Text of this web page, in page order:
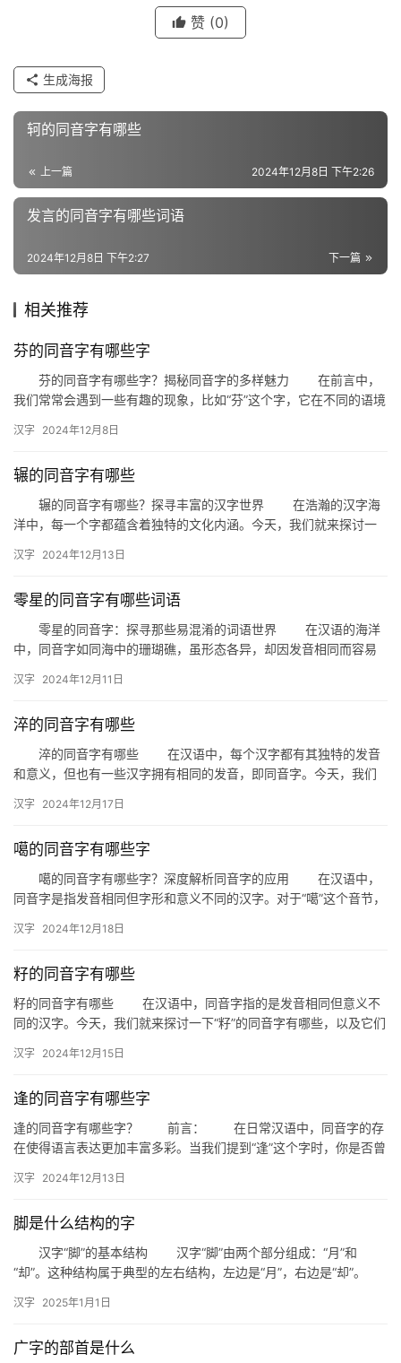
词
义
词
组
拼
赞 (0)
生成海报
轲的同音字有哪些
上一篇 2024年12月8日 下午2:26
发言的同音字有哪些词语
下一篇
2024年12月8日 下午2:27
相关推荐
芬的同音字有哪些字
芬的同音字有哪些字？揭秘同音字的多样魅力 在前言中，
我们常常会遇到一些有趣的现象，比如“芬”这个字，它在不同的语境
汉字 2024年12月8日
辗的同音字有哪些
辗的同音字有哪些？探寻丰富的汉字世界 在浩瀚的汉字海
洋中，每一个字都蕴含着独特的文化内涵。今天，我们就来探讨一
别…
汉字 2024年12月13日
零星的同音字有哪些词语
零星的同音字：探寻那些易混淆的词语世界 在汉语的海洋
中，同音字如同海中的珊瑚礁，虽形态各异，却因发音相同而容易
世…
汉字 2024年12月11日
淬的同音字有哪些
淬的同音字有哪些 在汉语中，每个汉字都有其独特的发音
和意义，但也有一些汉字拥有相同的发音，即同音字。今天，我们
用…
汉字 2024年12月17日
噶的同音字有哪些字
噶的同音字有哪些字？深度解析同音字的应用 在汉语中，
同音字是指发音相同但字形和意义不同的汉字。对于“噶”这个音节，
汉字 2024年12月18日
籽的同音字有哪些
籽的同音字有哪些 在汉语中，同音字指的是发音相同但意义不
同的汉字。今天，我们就来探讨一下“籽”的同音字有哪些，以及它们
汉字 2024年12月15日
逢的同音字有哪些字
逢的同音字有哪些字？ 前言： 在日常汉语中，同音字的存
在使得语言表达更加丰富多彩。当我们提到“逢”这个字时，你是否曾
汉字 2024年12月13日
脚是什么结构的字
汉字“脚”的基本结构 汉字“脚”由两个部分组成：“月”和
“却”。这种结构属于典型的左右结构，左边是“月”，右边是“却”。
汉字 2025年1月1日
广字的部首是什么